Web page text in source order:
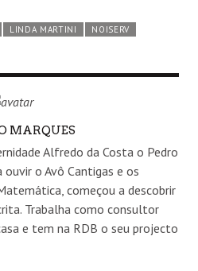
LINDA MARTINI
NOISERV
MARQUES
Alfredo da Costa o Pedro
o Avô Cantigas e os
começou a descobrir
Trabalha como consultor
e tem na RDB o seu projecto